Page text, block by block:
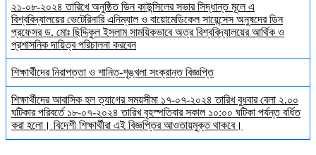
২১-০৮-২০২৪ তারিখে অনুষ্ঠিত ডিন কাউন্সিলের সভার সিদ্ধান্ত মূলে এ
বিশ্ববিদ্যালয়ের ভেটেরিনারি এনিম্যাল ও বায়োমেডিকেল সায়েন্সেস অনুষদের ডিন
প্রফেসর ড. মোঃ ছিদ্দিকুল ইসলাম সাময়িকভাবে অত্র বিশ্ববিদ্যালয়ের আর্থিক ও
প্রশাসনিক দায়িত্ব পরিচালনা করবেন
শিক্ষার্থীদের নিরাপত্তা ও শান্তি-শৃঙ্খলা সংক্রান্ত বিজ্ঞপ্তি
শিক্ষার্থীদের আবাসিক হল ত্যাগের সময়সীমা ১৭-০৭-২০২৪ তারিখ বুধবার বেলা ২.০০
ঘটিকার পরিবর্তে ১৮-০৭-২০২৪ তারিখ বৃহস্পতিবার সকাল ১০:০০ ঘটিকা পর্যন্ত বর্ধিত
করা হলো। বিদেশী শিক্ষার্থীরা এই বিজ্ঞপ্তির আওতায়মুক্ত থাকবে।